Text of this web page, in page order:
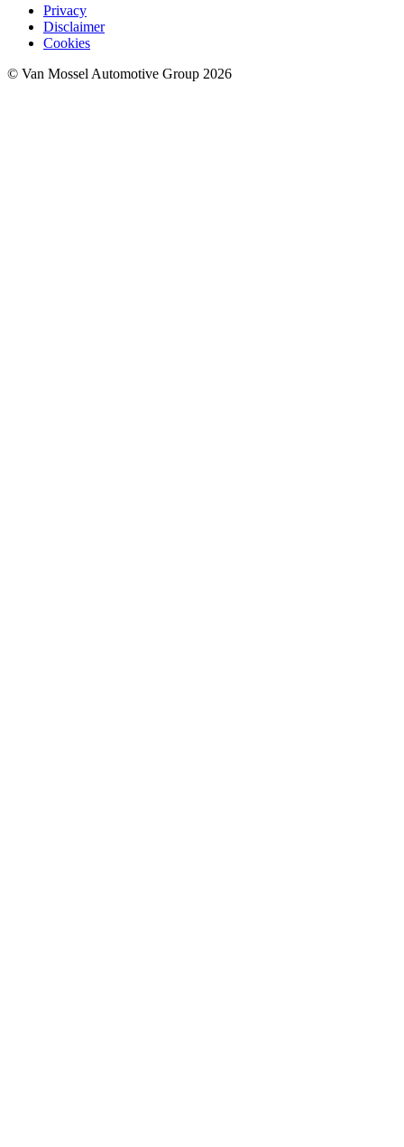
Privacy
Disclaimer
Cookies
© Van Mossel Automotive Group 2026